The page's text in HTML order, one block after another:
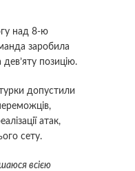
над 8-ю
заробила
позицію.
допустили
атак,
сету.
всією